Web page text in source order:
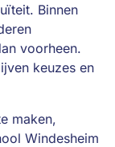
Binnen
voorheen.
keuzes en
maken,
Windesheim